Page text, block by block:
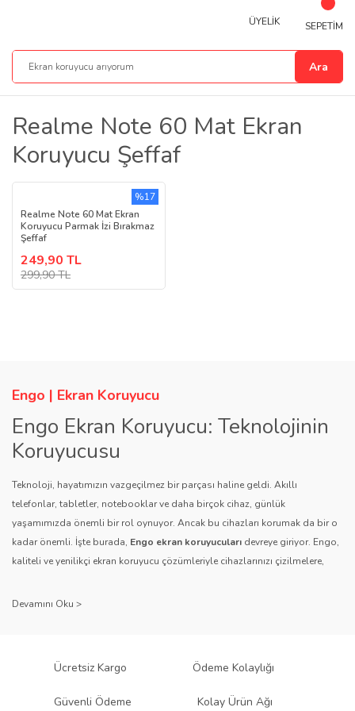
Ara
ÜYELİK SEPETİM
Realme Note 60 Mat Ekran
Koruyucu Şeffaf
Realme Note 60 Mat Ekran
Koruyucu Parmak İzi Bırakmaz
Şeffaf
249,90 TL
299,90 TL
%17
Engo | Ekran Koruyucu
Engo Ekran Koruyucu: Teknolojinin
Koruyucusu
Teknoloji, hayatımızın vazgeçilmez bir parçası haline geldi. Akıllı
telefonlar, tabletler, notebooklar ve daha birçok cihaz, günlük
yaşamımızda önemli bir rol oynuyor. Ancak bu cihazları korumak da bir o
kadar önemli. İşte burada, Engo ekran koruyucuları devreye giriyor. Engo,
kaliteli ve yenilikçi ekran koruyucu çözümleriyle cihazlarınızı çizilmelere,
sağlıyor.
Engo ekran koruyucuları
, uzun yıllara dayanan tecrübesi ve teknolojiye
ürününü titiz bir kalite kontrol sürecinden geçirir. Kullanıcı dostu tasarımı
Ücretsiz Kargo Ödeme Kolaylığı
Güvenli Ödeme Kolay Ürün Ağı